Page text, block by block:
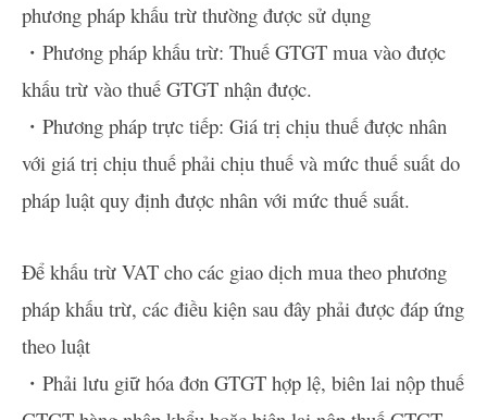
phương pháp khấu trừ thường được sử dụng
・Phương pháp khấu trừ: Thuế GTGT mua vào được
khấu trừ vào thuế GTGT nhận được.
・Phương pháp trực tiếp: Giá trị chịu thuế được nhân
với giá trị chịu thuế phải chịu thuế và mức thuế suất do
pháp luật quy định được nhân với mức thuế suất.
Để khấu trừ VAT cho các giao dịch mua theo phương
pháp khấu trừ, các điều kiện sau đây phải được đáp ứng
theo luật
・Phải lưu giữ hóa đơn GTGT hợp lệ, biên lai nộp thuế